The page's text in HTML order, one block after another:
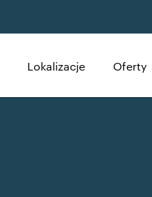
Lokalizacje Oferty